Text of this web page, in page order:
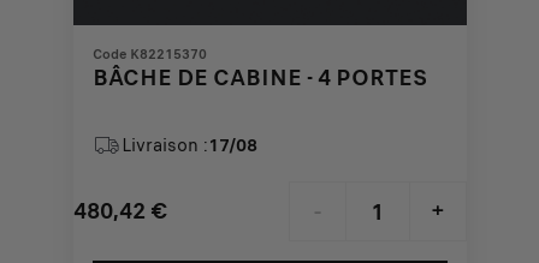
Code K82215370
BÂCHE DE CABINE - 4 PORTES
Livraison :17/08
480,42 €
Price
- +
Quantity